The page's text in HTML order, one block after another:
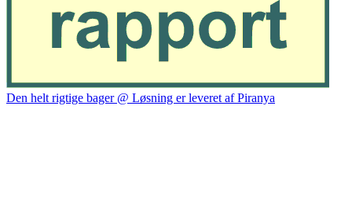
Den helt rigtige bager @ Løsning er leveret af Piranya